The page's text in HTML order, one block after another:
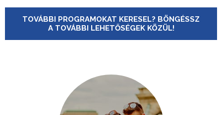
TOVÁBBI PROGRAMOKAT KERESEL? BÖNGÉSSZ
A TOVÁBBI LEHETŐSÉGEK KÖZÜL!